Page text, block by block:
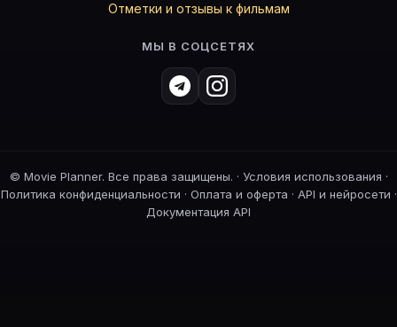
Отметки и отзывы к фильмам
МЫ В СОЦСЕТЯХ
© Movie Planner. Все права защищены. · Условия использования ·
Политика конфиденциальности · Оплата и оферта · API и нейросети ·
Документация API